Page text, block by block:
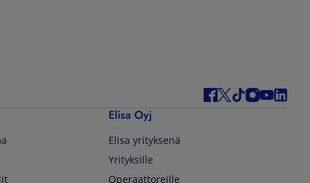
Elisa Oyj
Elisa yrityksenä
Yrityksille
Operaattoreille